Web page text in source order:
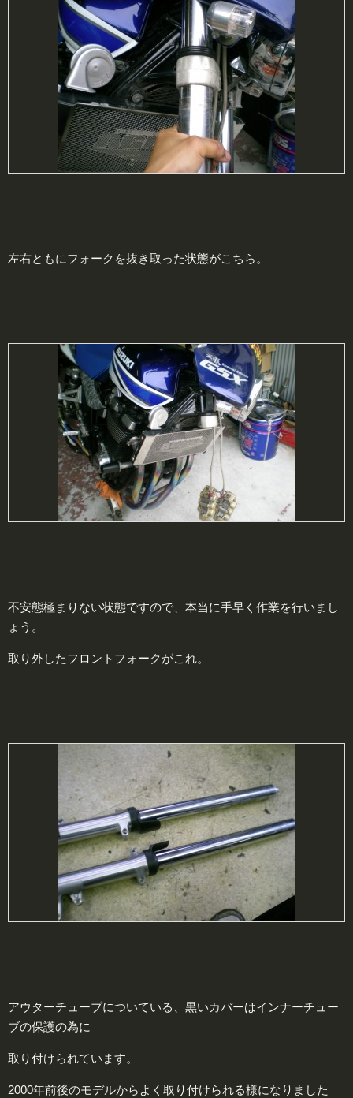
左右ともにフォークを抜き取った状態がこちら。
不安態極まりない状態ですので、本当に手早く作業を行いまし
ょう。
取り外したフロントフォークがこれ。
アウターチューブについている、黒いカバーはインナーチュー
ブの保護の為に
取り付けられています。
2000年前後のモデルからよく取り付けられる様になりました